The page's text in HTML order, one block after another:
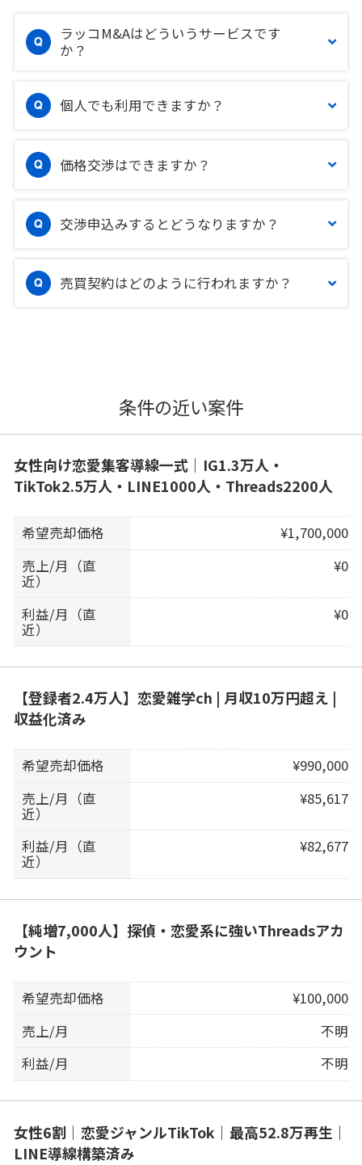
ラッコM&Aはどういうサービスです
か？
個人でも利用できますか？
価格交渉はできますか？
交渉申込みするとどうなりますか？
売買契約はどのように行われますか？
条件の近い案件
女性向け恋愛集客導線一式｜IG1.3万人・
TikTok2.5万人・LINE1000人・Threads2200人
希望売却価格
¥1,700,000
売上/月（直
近）
¥0
利益/月（直
近）
¥0
【登録者2.4万人】恋愛雑学ch | 月収10万円超え |
収益化済み
希望売却価格
¥990,000
売上/月（直
近）
¥85,617
利益/月（直
近）
¥82,677
【純増7,000人】探偵・恋愛系に強いThreadsアカ
ウント
希望売却価格
¥100,000
売上/月
不明
利益/月
不明
女性6割｜恋愛ジャンルTikTok｜最高52.8万再生｜
LINE導線構築済み